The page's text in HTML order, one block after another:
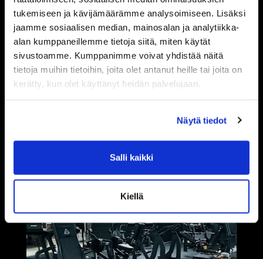
tukemiseen ja kävijämäärämme analysoimiseen. Lisäksi
jaamme sosiaalisen median, mainosalan ja analytiikka-
alan kumppaneillemme tietoja siitä, miten käytät
sivustoamme. Kumppanimme voivat yhdistää näitä
tietoja muihin tietoihin, joita olet antanut heille tai joita on
kerätty, kun olet käyttänyt heidän palvelujaan.
Näytä tiedot
Salli kaikki
Kiellä